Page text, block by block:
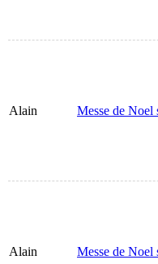
Alain Messe de Noel
Alain Messe de Noel